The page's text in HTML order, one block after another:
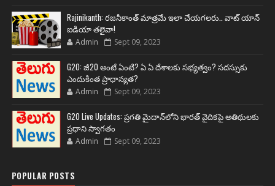
Rajinikanth: రజనీకాంత్ మాత్రమే ఇలా చేయగలరు.. వాట్ యాన్
ఐడియా తలైవా!
Admin Sept 09, 2023
G20: జీ20 అంటే ఏంటి? ఏ ఏ దేశాలకు సభ్యత్వం? సదస్సుకు
ఎందుకింత ప్రాధాన్యత?
Admin Sept 09, 2023
G20 Live Updates: ప్రగతి మైదాన్‌లోని భారత్ వైదికపై అతిథులకు
ప్రధాని స్వాగతం
Admin Sept 09, 2023
POPULAR POSTS